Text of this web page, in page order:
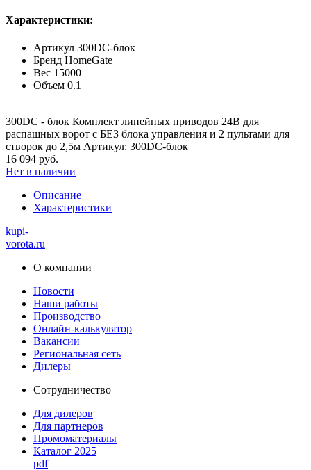
Характеристики:
Артикул 300DC-блок
Бренд HomeGate
Вес 15000
Объем 0.1
300DC - блок Комплект линейных приводов 24В для
распашных ворот с БЕЗ блока управления и 2 пультами для
створок до 2,5м Артикул: 300DC-блок
16 094 руб.
Нет в наличии
Описание
Характеристики
kupi-
vorota.ru
О компании
Новости
Наши работы
Производство
Онлайн-калькулятор
Вакансии
Региональная сеть
Дилеры
Сотрудничество
Для дилеров
Для партнеров
Промоматериалы
Каталог 2025
pdf